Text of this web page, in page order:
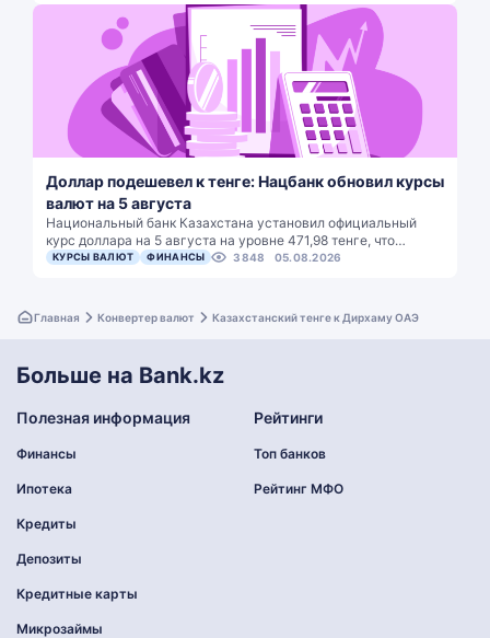
Доллар подешевел к тенге: Нацбанк обновил курсы
валют на 5 августа
Национальный банк Казахстана установил официальный
курс доллара на 5 августа на уровне 471,98 тенге, что…
КУРСЫ ВАЛЮТ ФИНАНСЫ 3848 05.08.2026
Главная Конвертер валют Казахстанский тенге к Дирхаму ОАЭ
Больше на Bank.kz
Полезная информация
Финансы
Ипотека
Кредиты
Депозиты
Кредитные карты
Микрозаймы
Рейтинги
Топ банков
Рейтинг МФО